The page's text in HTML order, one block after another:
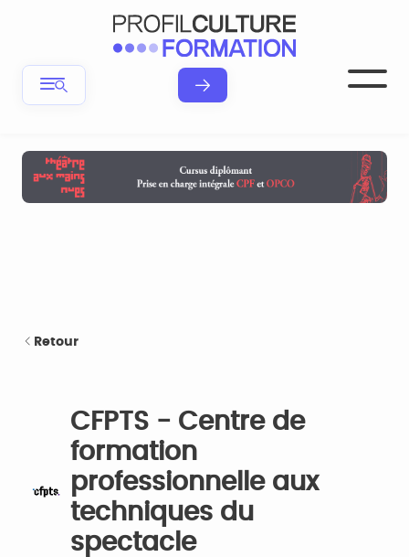
Retour
CFPTS - Centre de
formation
professionnelle aux
techniques du
spectacle